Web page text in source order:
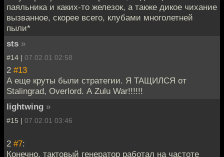
паяльника и каких-то железок, а также дикое чихание
вызванное, скорее всего, клубами многолетней
пыли*
sts »
#14 | 07.02.01 02:58
2 #13
А еще круты были стратегии. Я ТАЩИЛСЯ от
Stalingrad, Overlord. А Zulu War!!!!!!
lightwing »
#15 | 07.02.01 03:46
2 #7:
Конечно, тактовый генератор работал на частоте